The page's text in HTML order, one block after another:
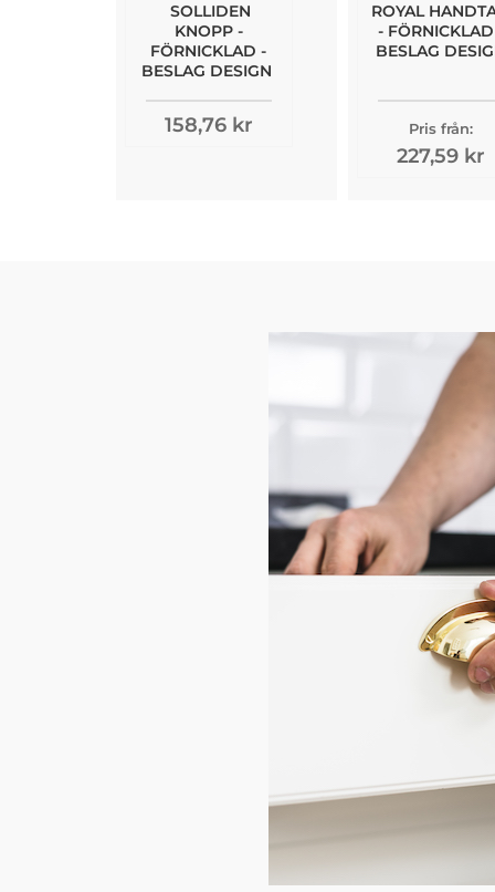
SOLLIDEN
KNOPP -
FÖRNICKLAD -
BESLAG DESIGN
158,76 kr
ROYAL
-
BESLAG
Pris från:
227,59 kr